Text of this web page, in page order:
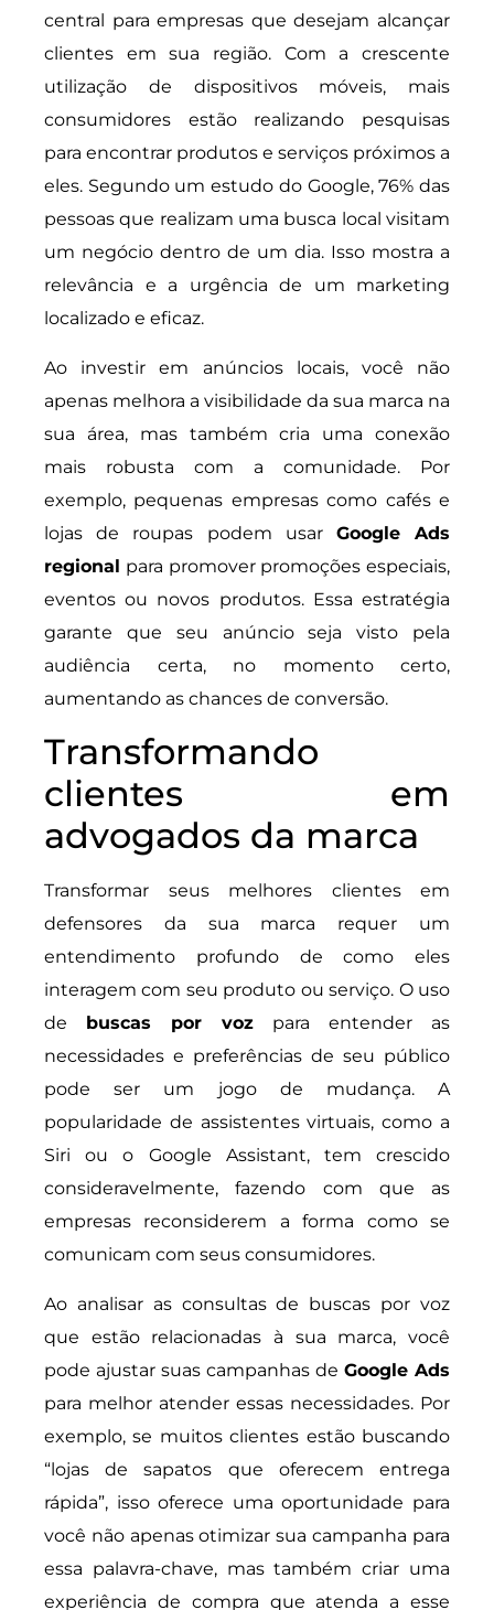
central para empresas que desejam alcançar
clientes em sua região. Com a crescente
utilização de dispositivos móveis, mais
consumidores estão realizando pesquisas
para encontrar produtos e serviços próximos a
eles. Segundo um estudo do Google, 76% das
pessoas que realizam uma busca local visitam
um negócio dentro de um dia. Isso mostra a
relevância e a urgência de um marketing
localizado e eficaz.
Ao investir em anúncios locais, você não
apenas melhora a visibilidade da sua marca na
sua área, mas também cria uma conexão
mais robusta com a comunidade. Por
exemplo, pequenas empresas como cafés e
lojas de roupas podem usar Google Ads
regional para promover promoções especiais,
eventos ou novos produtos. Essa estratégia
garante que seu anúncio seja visto pela
audiência certa, no momento certo,
aumentando as chances de conversão.
Transformando
clientes em
advogados da marca
Transformar seus melhores clientes em
defensores da sua marca requer um
entendimento profundo de como eles
interagem com seu produto ou serviço. O uso
de buscas por voz para entender as
necessidades e preferências de seu público
pode ser um jogo de mudança. A
popularidade de assistentes virtuais, como a
Siri ou o Google Assistant, tem crescido
consideravelmente, fazendo com que as
empresas reconsiderem a forma como se
comunicam com seus consumidores.
Ao analisar as consultas de buscas por voz
que estão relacionadas à sua marca, você
pode ajustar suas campanhas de Google Ads
para melhor atender essas necessidades. Por
exemplo, se muitos clientes estão buscando
“lojas de sapatos que oferecem entrega
rápida”, isso oferece uma oportunidade para
você não apenas otimizar sua campanha para
essa palavra-chave, mas também criar uma
experiência de compra que atenda a esse